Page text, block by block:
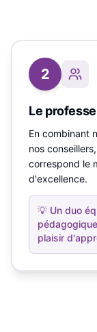
2
Le
En combinant
nos
correspond le
d'excellence.
💡 Un duo
plaisir